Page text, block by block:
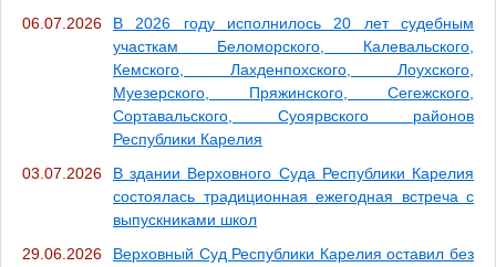
06.07.2026
В 2026 году исполнилось 20 лет судебным
участкам Беломорского, Калевальского,
Кемского, Лахденпохского, Лоухского,
Муезерского, Пряжинского, Сегежского,
Сортавальского, Суоярвского районов
Республики Карелия
03.07.2026
В здании Верховного Суда Республики Карелия
состоялась традиционная ежегодная встреча с
выпускниками школ
29.06.2026
Верховный Суд Республики Карелия оставил без